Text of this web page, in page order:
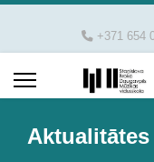
+371 654
Aktualitātes